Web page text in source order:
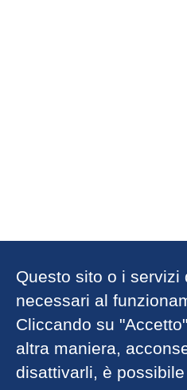
Questo sito o i
necessari al
Cliccando su
altra maniera,
disattivarli, è